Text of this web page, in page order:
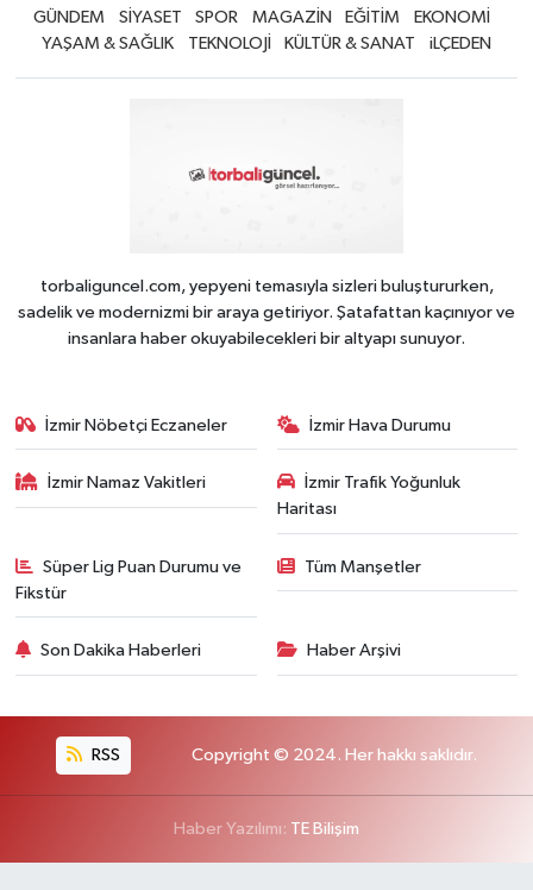
GÜNDEM SİYASET SPOR MAGAZİN EĞİTİM
EKONOMİ
YAŞAM & SAĞLIK
TEKNOLOJİ KÜLTÜR & SANAT iLÇEDEN
torbaliguncel.com, yepyeni temasıyla sizleri buluştururken,
sadelik ve modernizmi bir araya getiriyor. Şatafattan kaçınıyor ve
insanlara haber okuyabilecekleri bir altyapı sunuyor.
İzmir Nöbetçi Eczaneler İzmir Hava Durumu
İzmir Namaz Vakitleri
İzmir Trafik Yoğunluk
Haritası
Süper Lig Puan Durumu ve
Fikstür
Tüm Manşetler
Son Dakika Haberleri Haber Arşivi
RSS Copyright © 2024. Her hakkı saklıdır.
Haber Yazılımı: TE Bilişim